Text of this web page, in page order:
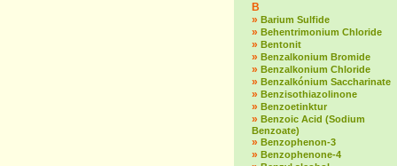
B
» Barium Sulfide
» Behentrimonium Chloride
» Bentonit
» Benzalkonium Bromide
» Benzalkonium Chloride
» Benzalkónium Saccharinate
» Benzisothiazolinone
» Benzoetinktur
» Benzoic Acid (Sodium
Benzoate)
» Benzophenon-3
» Benzophenone-4